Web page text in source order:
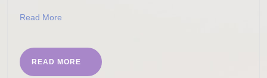
Read More
READ MORE
READ
MORE